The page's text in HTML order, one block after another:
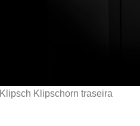
Klipsch Klipschorn traseira